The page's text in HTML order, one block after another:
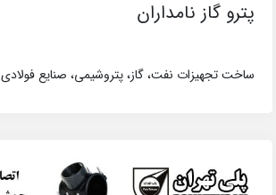
پترو گاز نامداران
ساخت تجهیزات نفت،‌ گاز، پتروشیمی، صنایع فولادی